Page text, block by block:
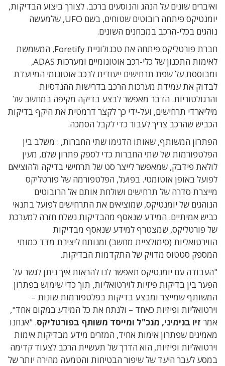
ואיברים שונים על הנהג והנוסעים ברכב. לצורך ביצוע הבדיקות,
יומנטיקס פיתחה רובוטים שטוחים, בשם UFO, שלמעשה
נוהגים בכלי-הרכב במבחנים השונים.
חברת פורטליקס פיתחה את טכנולוגיית Foretify, המשמשת
לאימות התכנון של כלי-רכב אוטונומיים ומערכות ADAS,
ומבוססת על שפת תרחישים ייעודית לרכב אוטונומי המיועדת
לבדוק את עמידת מערכות הרכב בדרישות ההנדסיות
והרגולטוריות. הדבר מאפשר לבצע בדיקה מקיפה במחשב של
מיליארדי תרחישים, ועל-ידי כך לקצר דרמטית את היקף בדיקות
הכביש שהרכב צריך לעבור כדי לקבל הסמכה.
הפתרון המשותף, שאותו הדגימו שתי החברות, : משלב בין
הפלטפורמות של שתי החברות כדי לספק פתרון שלם, מעין
לולאת פידבק, שמאפשר לייצר סט של תרחישי בדיקה ולהוציאם
לפועל באופן אוטומטי. בפועל, הפלטפורמה של פורטליקס
מייצרת סדרה של תרחישים ושולחת אותם אל הרובוטים
הנוהגים של יומנטיקס, שמוציאים את התרחישים לפועל בתנאי
כביש אמיתיים. המידע שנאסף מהבדיקות נשלח חזרה למערכת
של פורטליקס, שמצטרף למידע שנאסף מבדיקות
הווירטואליות (סימולציית מחשב) ומנותח ליצירת מדד כמותי
המספק סטטוס מדויק של התקדמות הבדיקות.
"העבודה עם יומנטיקס תאפשר לנו להראות איך ניתן לגשר על
הפער בין בדיקות פיזיות לוירטואליות, תוך כדי שימוש בפתרון
המשותף שמייצר ומבצע בדיקות בפלטפורמות שונות –
וירטואליות ופיזיות כאחד – ולנתח את כל המידע במקום אחד",
אמר זיו בנימיני, מנכ"ל ומייסד משותף בפורטליקס. "אנחנו
מאמינים שפתרון אימות אחיד, המזרים מידע מבדיקות אימות
וירטואליות ופיזיות, הוא הדרך של תעשיית הרכב לצעוד קדימה
במסע לעבר היעד של שיפור הבטיחות והטמעה מהירה יותר של